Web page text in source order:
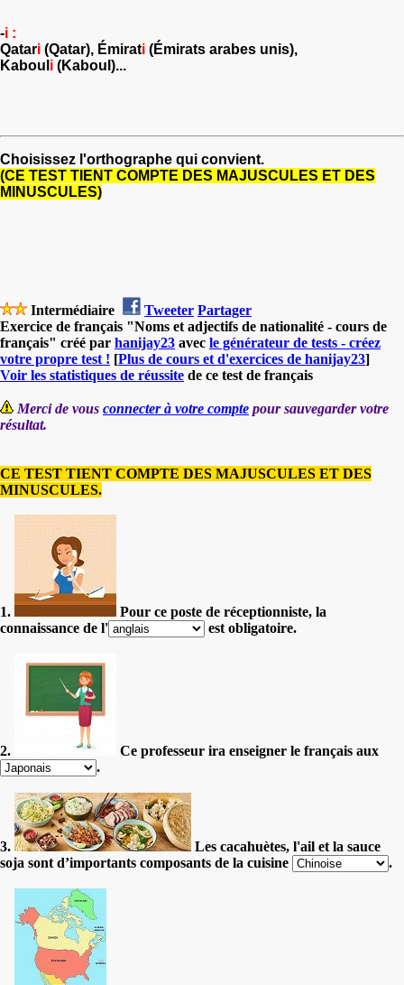
-i :
Qatari (Qatar), Émirati (Émirats arabes unis),
Kaboul i (Kaboul)...
Choisissez l'orthographe qui convient.
(CE TEST TIENT COMPTE DES MAJUSCULES ET DES
MINUSCULES)
Intermédiaire Tweeter Partager
Exercice de français "Noms et adjectifs de nationalité - cours de
français" créé par hanijay23 avec le générateur de tests - créez
votre propre test ! [Plus de cours et d'exercices de hanijay23]
Voir les statistiques de réussite de ce test de français
Merci de vous connecter à votre compte pour sauvegarder votre
résultat.
CE TEST TIENT COMPTE DES MAJUSCULES ET DES
MINUSCULES.
1.
Pour ce poste de réceptionniste, la
connaissance de l'
est obligatoire.
2.
Ce professeur ira enseigner le français aux
.
3.
Les cacahuètes, l'ail et la sauce
soja sont d’importants composants de la cuisine
.